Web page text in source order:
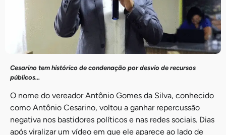
Cesarino tem histórico de condenação por desvio de recursos
públicos…
O nome do vereador Antônio Gomes da Silva, conhecido
como Antônio Cesarino, voltou a ganhar repercussão
negativa nos bastidores políticos e nas redes sociais. Dias
após viralizar um vídeo em que ele aparece ao lado de